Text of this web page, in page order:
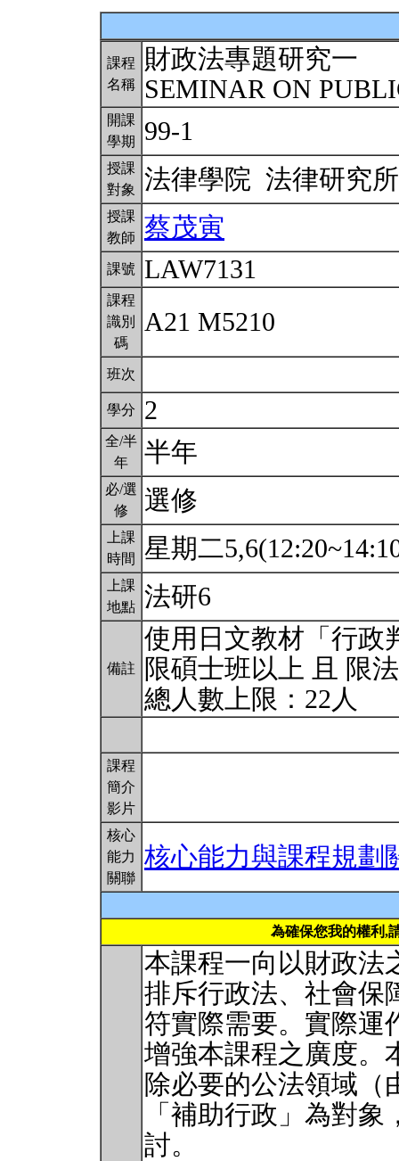
課程
名稱
財政法專題研究一
SEMINAR ON
開課
學期
99-1
授課
對象
法律學院 法律研究
授課
教師
蔡茂寅
課號 LAW7131
課程
識別
碼
A21 M5210
班次
學分 2
全/半
年
半年
必/選
修
選修
上課
時間
星期二
上課
地點 法研6
備註
使用日文教材「行政
限碩士班以上 且 限
總人數上限：22人
課程
簡介
影片
核心
能力
關聯
核心能力與課程規劃
為確保您我的權利,
本課程一向以財政法
排斥行政法、社會保
符實際需要。實際運
增強本課程之廣度。
除必要的公法領域（
「補助行政」為對
討。